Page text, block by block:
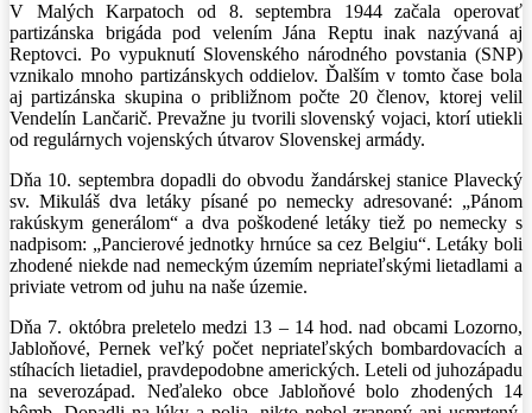
V Malých Karpatoch od 8. septembra 1944 začala operovať
partizánska brigáda pod velením Jána Reptu inak nazývaná aj
Reptovci. Po vypuknutí Slovenského národného povstania (SNP)
vznikalo mnoho partizánskych oddielov. Ďalším v tomto čase bola
aj partizánska skupina o približnom počte 20 členov, ktorej velil
Vendelín Lančarič. Prevažne ju tvorili slovenský vojaci, ktorí utiekli
od regulárnych vojenských útvarov Slovenskej armády.
Dňa 10. septembra dopadli do obvodu žandárskej stanice Plavecký
sv. Mikuláš dva letáky písané po nemecky adresované: „Pánom
rakúskym generálom“ a dva poškodené letáky tiež po nemecky s
nadpisom: „Pancierové jednotky hrnúce sa cez Belgiu“. Letáky boli
zhodené niekde nad nemeckým územím nepriateľskými lietadlami a
priviate vetrom od juhu na naše územie.
Dňa 7. októbra preletelo medzi 13 – 14 hod. nad obcami Lozorno,
Jabloňové, Pernek veľký počet nepriateľských bombardovacích a
stíhacích lietadiel, pravdepodobne amerických. Leteli od juhozápadu
na severozápad. Neďaleko obce Jabloňové bolo zhodených 14